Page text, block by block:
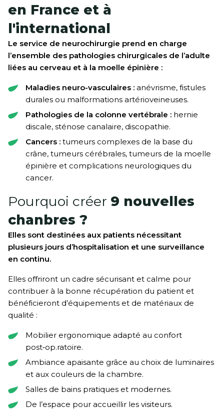
en France et à
l'international
Le service de neurochirurgie prend en charge
l’ensemble des pathologies chirurgicales de l’adulte
liées au cerveau et à la moelle épinière :
Maladies neuro-vasculaires : anévrisme, fistules
durales ou malformations artérioveineuses.
Pathologies de la colonne vertébrale : hernie
discale, sténose canalaire, discopathie.
Cancers : tumeurs complexes de la base du
crâne, tumeurs cérébrales, tumeurs de la moelle
épinière et complications neurologiques du
cancer.
Pourquoi créer 9 nouvelles
chanbres ?
Elles sont destinées aux patients nécessitant
plusieurs jours d’hospitalisation et une surveillance
en continu.
Elles offriront un cadre sécurisant et calme pour
contribuer à la bonne récupération du patient et
bénéficieront d’équipements et de matériaux de
qualité :
Mobilier ergonomique adapté au confort
post‑op.ratoire.
Ambiance apaisante grâce au choix de luminaires
et aux couleurs de la chambre.
Salles de bains pratiques et modernes.
De l’espace pour accueillir les visiteurs.